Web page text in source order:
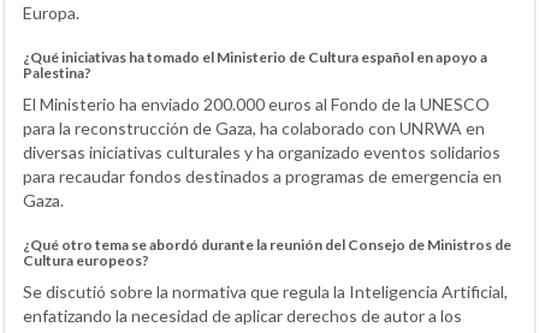
Europa.
¿Qué iniciativas ha tomado el Ministerio de Cultura español en apoyo a
Palestina?
El Ministerio ha enviado 200.000 euros al Fondo de la UNESCO
para la reconstrucción de Gaza, ha colaborado con UNRWA en
diversas iniciativas culturales y ha organizado eventos solidarios
para recaudar fondos destinados a programas de emergencia en
Gaza.
¿Qué otro tema se abordó durante la reunión del Consejo de Ministros de
Cultura europeos?
Se discutió sobre la normativa que regula la Inteligencia Artificial,
enfatizando la necesidad de aplicar derechos de autor a los